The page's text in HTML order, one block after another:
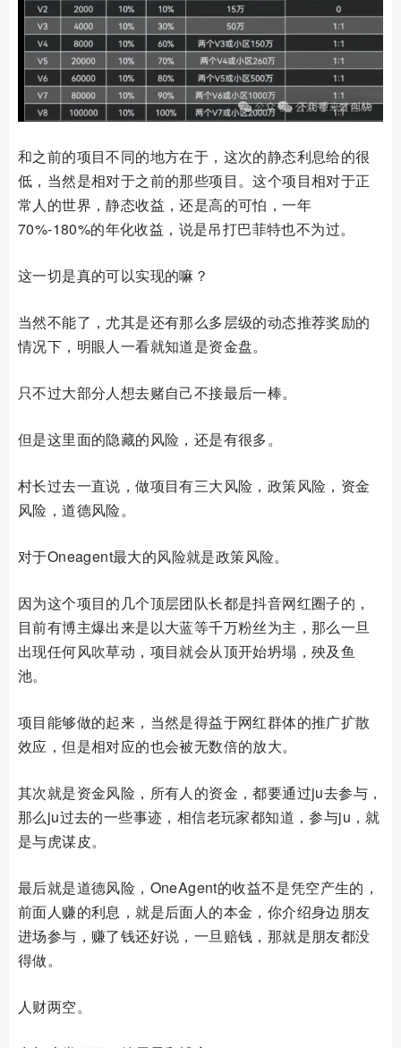
和之前的项目不同的地方在于，这次的静态利息给的很
低，当然是相对于之前的那些项目。这个项目相对于正
常人的世界，静态收益，还是高的可怕，一年
70%-180%的年化收益，说是吊打巴菲特也不为过。
这一切是真的可以实现的嘛？
当然不能了，尤其是还有那么多层级的动态推荐奖励的
情况下，明眼人一看就知道是资金盘。
只不过大部分人想去赌自己不接最后一棒。
但是这里面的隐藏的风险，还是有很多。
村长过去一直说，做项目有三大风险，政策风险，资金
风险，道德风险。
对于Oneagent最大的风险就是政策风险。
因为这个项目的几个顶层团队长都是抖音网红圈子的，
目前有博主爆出来是以大蓝等千万粉丝为主，那么一旦
出现任何风吹草动，项目就会从顶开始坍塌，殃及鱼
池。
项目能够做的起来，当然是得益于网红群体的推广扩散
效应，但是相对应的也会被无数倍的放大。
其次就是资金风险，所有人的资金，都要通过ju去参与，
那么ju过去的一些事迹，相信老玩家都知道，参与ju，就
是与虎谋皮。
最后就是道德风险，OneAgent的收益不是凭空产生的，
前面人赚的利息，就是后面人的本金，你介绍身边朋友
进场参与，赚了钱还好说，一旦赔钱，那就是朋友都没
得做。
人财两空。